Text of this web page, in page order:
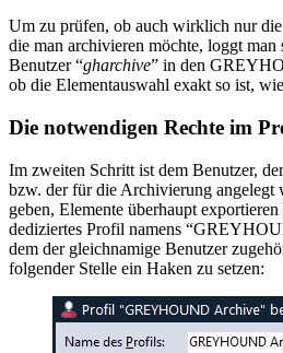
Um zu prüfen, ob auch wirklich nur
die man archivieren möchte, loggt
Benutzer “gharchive” in den
ob die Elementauswahl exakt so ist,
Die notwendigen Rechte im
Im zweiten Schritt ist dem Benutzer,
bzw. der für die Archivierung angelegt
geben, Elemente überhaupt
dediziertes Profil namens
dem der gleichnamige Benutzer
folgender Stelle ein Haken zu setzen: